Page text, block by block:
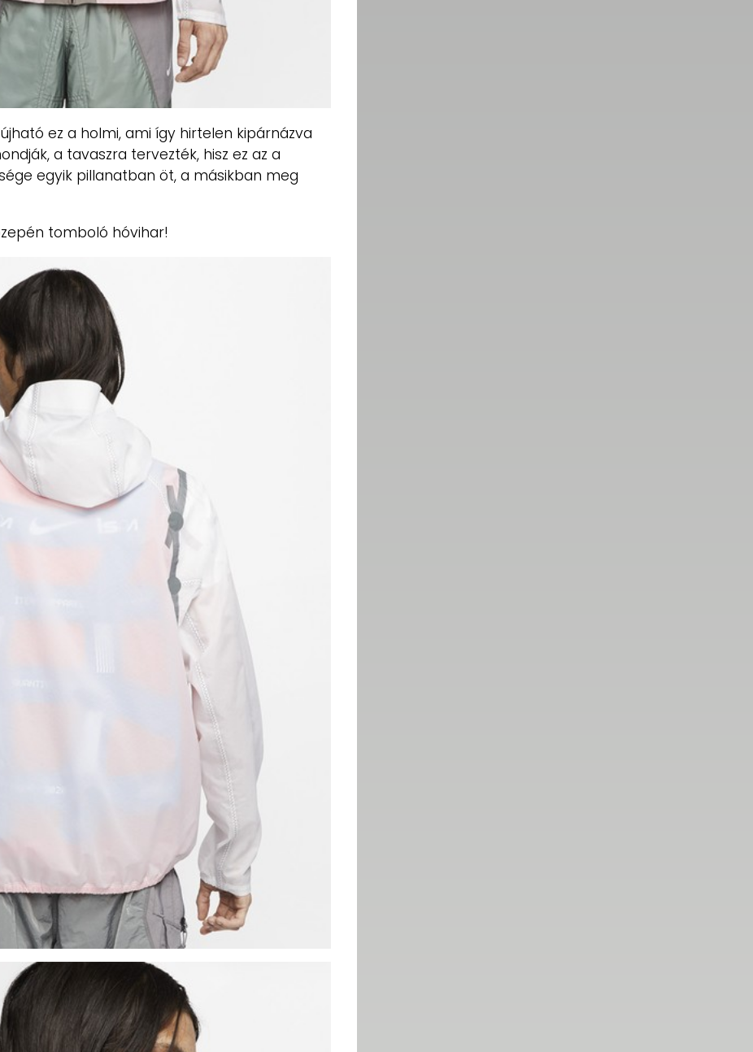
ez a holmi, ami így hirtelen kipárnázva
a tavaszra tervezték, hisz ez az a
egyik pillanatban öt, a másikban meg
tomboló hóvihar!